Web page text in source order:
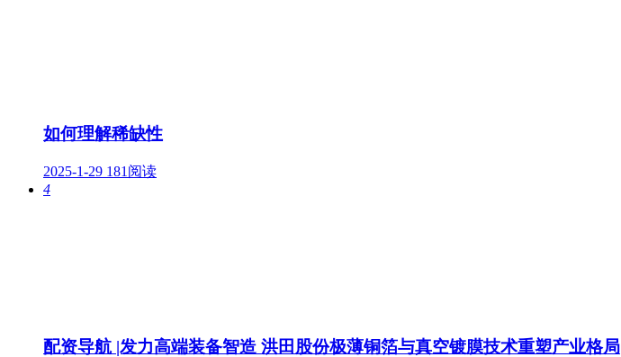
如何理解稀缺性
2025-1-29 181阅读
4
配资导航 |发力高端装备智造 洪田股份极薄铜箔与真空镀膜技术重塑产业格局